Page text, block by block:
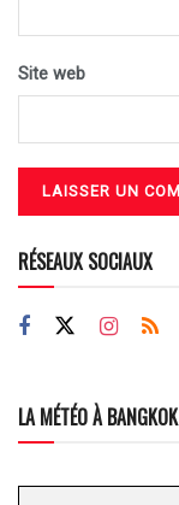
Site web
RÉSEAUX SOCIAUX
LA MÉTÉO À BANGKOK